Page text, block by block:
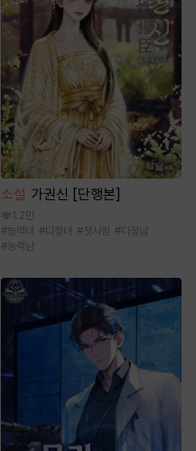
소설 가권신 [단행본]
1.2만
#능력녀 #다정녀 #첫사랑 #다정남
#능력남